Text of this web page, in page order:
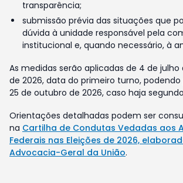
transparência;
submissão prévia das situações que
dúvida à unidade responsável pela
institucional e, quando necessário, à
As medidas serão aplicadas de 4 de
de 2026, data do primeiro turno,
25 de outubro de 2026, caso haja
Orientações detalhadas podem ser
na Cartilha de Condutas Vedadas aos
Federais nas Eleições de 2026,
Advocacia-Geral da União.